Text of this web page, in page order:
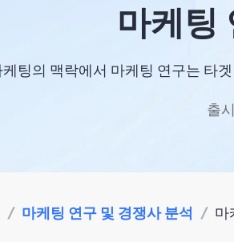
마케팅
케팅의 맥락에서 마케팅 연구는 타
출
/ 마케팅 연구 및 경쟁사 분석 / 마